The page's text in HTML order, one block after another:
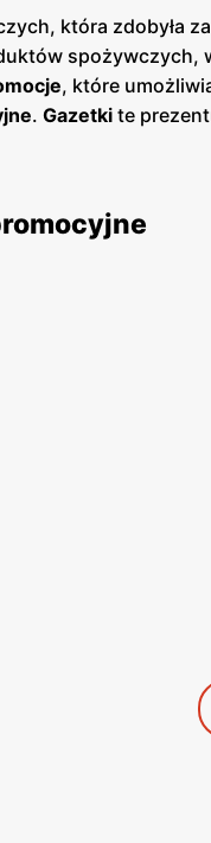
która zdobyła
spożywczych,
, które
. Gazetki te
okazji
zdobył
oferty, aby